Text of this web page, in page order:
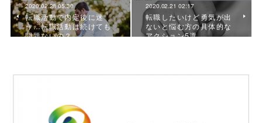
2020.02.28 05:30
転職活動で内定後に迷
う…転職活動は続けても
問題ないの？
2020.02.21 02:17
転職したいけど勇気が出
ないと悩む方の具体的な
アクション5選